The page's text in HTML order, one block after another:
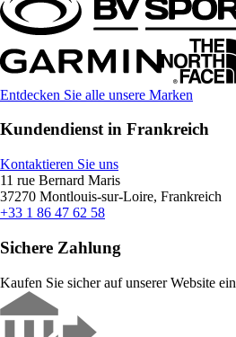
Entdecken Sie alle unsere Marken
Kundendienst in Frankreich
Kontaktieren Sie uns
11 rue Bernard Maris
37270 Montlouis-sur-Loire, Frankreich
+33 1 86 47 62 58
Sichere Zahlung
Kaufen Sie sicher auf unserer Website ein